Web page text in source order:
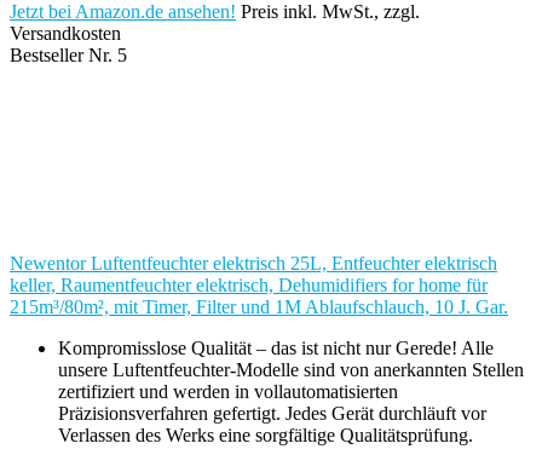
Jetzt bei Amazon.de ansehen! Preis inkl. MwSt., zzgl.
Versandkosten
Bestseller Nr. 5
Newentor Luftentfeuchter elektrisch 25L, Entfeuchter elektrisch
keller, Raumentfeuchter elektrisch, Dehumidifiers for home für
215m³/80m², mit Timer, Filter und 1M Ablaufschlauch, 10 J. Gar.
Kompromisslose Qualität – das ist nicht nur Gerede! Alle
unsere Luftentfeuchter-Modelle sind von anerkannten Stellen
zertifiziert und werden in vollautomatisierten
Präzisionsverfahren gefertigt. Jedes Gerät durchläuft vor
Verlassen des Werks eine sorgfältige Qualitätsprüfung.